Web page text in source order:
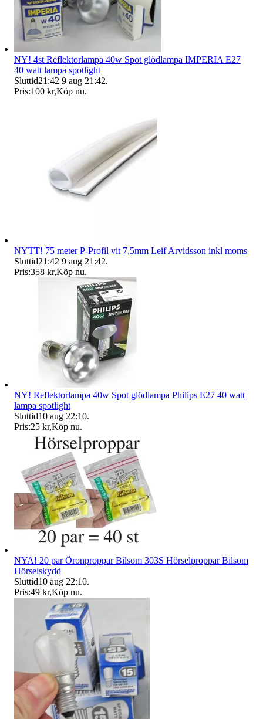
NY! 4st Reflektorlampa 40w Spot glödlampa IMPERIA E27
40 watt lampa spotlight
Sluttid21:42 9 aug 21:42.
Pris:100 kr,Köp nu.
NYTT! 75 meter P-Profil vit 7,5mm Leif Arvidsson inkl moms
Sluttid21:42 9 aug 21:42.
Pris:358 kr,Köp nu.
NY! Reflektorlampa 40w Spot glödlampa Philips E27 40 watt
lampa spotlight
Sluttid10 aug 22:10.
Pris:25 kr,Köp nu.
NYA! 20 par Öronproppar Bilsom 303S Hörselproppar Bilsom
Hörselskydd
Sluttid10 aug 22:10.
Pris:49 kr,Köp nu.